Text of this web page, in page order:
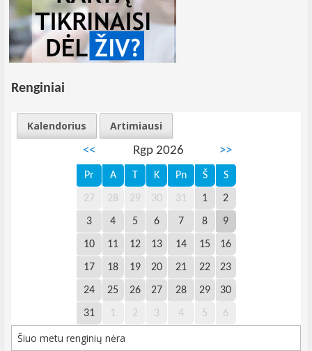
Renginiai
Kalendorius
Artimiausi
<<
Rgp 2026 >>
Pr A T K Pn Š S
27 28 29 30 31 1 2
3 4 5 6 7 8 9
10 11 12 13 14 15 16
17 18 19 20 21 22 23
24 25 26 27 28 29 30
31 1 2 3 4 5 6
Šiuo metu renginių nėra